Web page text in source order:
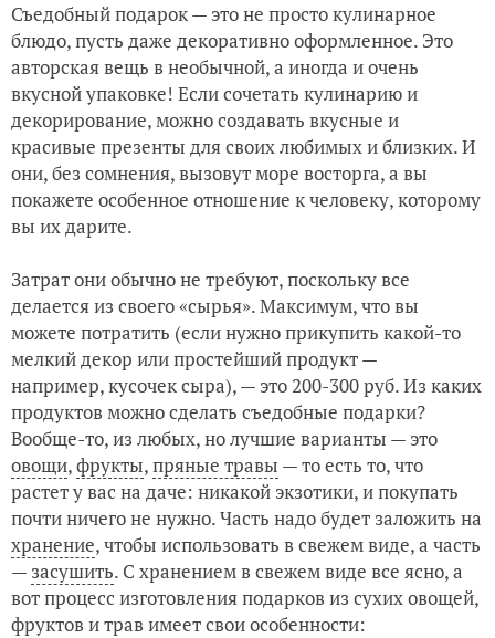
Съедобный подарок — это не просто кулинарное
блюдо, пусть даже декоративно оформленное. Это
авторская вещь в необычной, а иногда и очень
вкусной упаковке! Если сочетать кулинарию и
декорирование, можно создавать вкусные и
красивые презенты для своих любимых и близких. И
они, без сомнения, вызовут море восторга, а вы
покажете особенное отношение к человеку, которому
вы их дарите.
Затрат они обычно не требуют, поскольку все
делается из своего «сырья». Максимум, что вы
можете потратить (если нужно прикупить какой-то
мелкий декор или простейший продукт —
например, кусочек сыра), — это 200-300 руб. Из каких
продуктов можно сделать съедобные подарки?
Вообще-то, из любых, но лучшие варианты — это
овощи,фрукты,пряные травы — то есть то, что
растет у вас на даче: никакой экзотики, и покупать
почти ничего не нужно. Часть надо будет заложить на
хранение, чтобы использовать в свежем виде, а часть
— засушить. С хранением в свежем виде все ясно, а
вот процесс изготовления подарков из сухих овощей,
фруктов и трав имеет свои особенности: